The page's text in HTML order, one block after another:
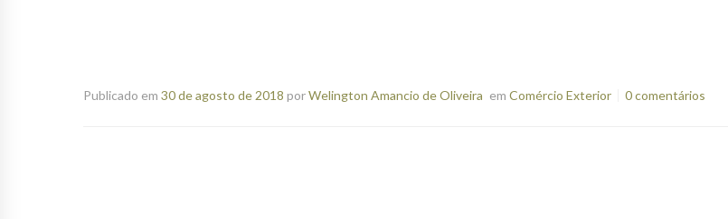
Publicado em 30 de agosto de 2018 porWelington Amancio de Oliveira em Comércio Exterior 0 comentários